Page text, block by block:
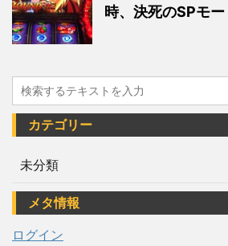
時、決死のSPモ
カテゴリー
未分類
メタ情報
ログイン